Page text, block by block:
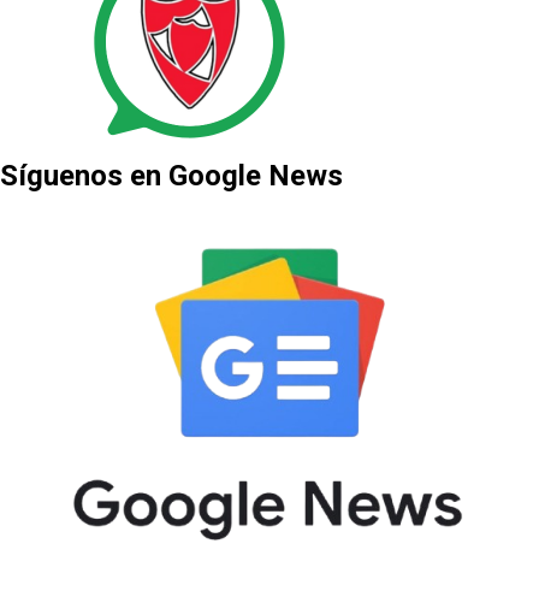
Síguenos en Google News